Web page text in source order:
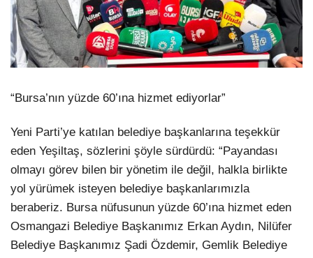
“Bursa’nın yüzde 60’ına hizmet ediyorlar”
Yeni Parti’ye katılan belediye başkanlarına teşekkür
eden Yeşiltaş, sözlerini şöyle sürdürdü: “Payandası
olmayı görev bilen bir yönetim ile değil, halkla birlikte
yol yürümek isteyen belediye başkanlarımızla
beraberiz. Bursa nüfusunun yüzde 60’ına hizmet eden
Osmangazi Belediye Başkanımız Erkan Aydın, Nilüfer
Belediye Başkanımız Şadi Özdemir, Gemlik Belediye